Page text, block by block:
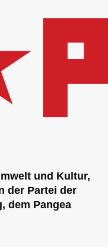
und Kultur,
der Partei der
dem Pangea